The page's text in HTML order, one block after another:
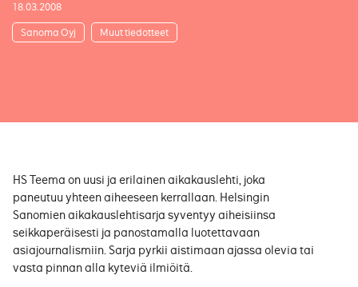
18.03.2008
Sanoma Oyj Muut tiedotteet
HS Teema on uusi ja erilainen aikakauslehti, joka
paneutuu yhteen aiheeseen kerrallaan. Helsingin
Sanomien aikakauslehtisarja syventyy aiheisiinsa
seikkaperäisesti ja panostamalla luotettavaan
asiajournalismiin. Sarja pyrkii aistimaan ajassa olevia tai
vasta pinnan alla kyteviä ilmiöitä.